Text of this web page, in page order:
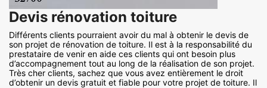
Devis rénovation toiture
Différents clients pourraient avoir du mal à obtenir le devis de
son projet de rénovation de toiture. Il est à la responsabilité du
prestataire de venir en aide ces clients qui ont besoin plus
d’accompagnement tout au long de la réalisation de son projet.
Très cher clients, sachez que vous avez entièrement le droit
d’obtenir un devis gratuit et fiable pour votre projet de toiture. Il